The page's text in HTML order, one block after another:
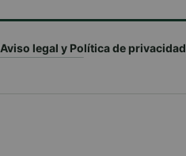
Aviso legal y Política de privacidad